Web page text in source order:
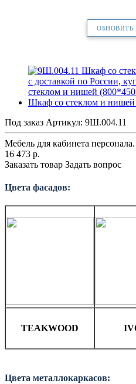
ОБНОВИТЬ
Под заказ Артикул: 9Ш.004.11
Мебель для кабинета
16 473 р.
Заказать товар Задать вопрос
Цвета фасадов:
TEAKWOOD
Цвета металлокаркасов: